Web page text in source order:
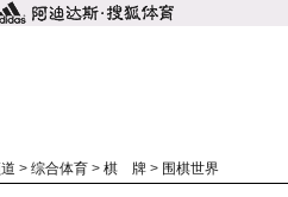
> 综合体育 > 棋 牌 > 围棋世界